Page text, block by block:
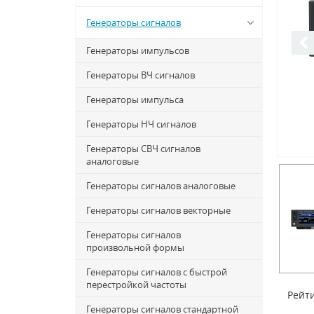
Генераторы сигналов
Генераторы импульсов
Генераторы ВЧ сигналов
Генераторы импульса
Генераторы НЧ сигналов
Генераторы СВЧ сигналов
аналоговые
Генераторы сигналов аналоговые
Генераторы сигналов векторные
Генераторы сигналов
произвольной формы
Генераторы сигналов с быстрой
перестройкой частоты
Генераторы сигналов стандартной